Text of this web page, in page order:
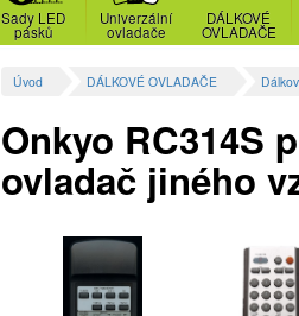
Sady LED
pásků
Univerzální
ovladače
DÁLKOVÉ
OVLADAČE
Úvod DÁLKOVÉ OVLADAČE
Onkyo RC314S
ovladač jiného